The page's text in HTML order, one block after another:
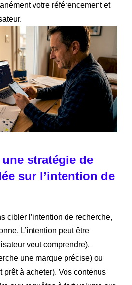
votre référencement et
stratégie de
sur l’intention de
cibler l’intention de recherche,
L’intention peut être
veut comprendre),
une marque précise) ou
prêt à acheter). Vos contenus